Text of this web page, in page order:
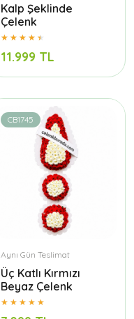
Kalp Şeklinde
Çelenk
11.999 TL
CB1745
Aynı Gün Teslimat
Üç Katlı Kırmızı
Beyaz Çelenk